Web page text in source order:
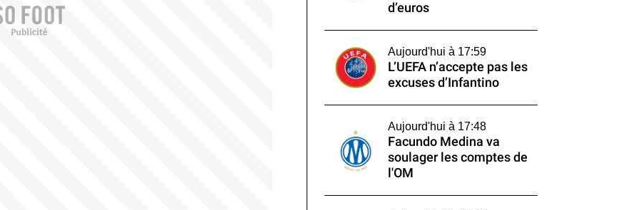
d’euros
Aujourd'hui à 17:59
L’UEFA n’accepte pas les
excuses d’Infantino
Aujourd'hui à 17:48
Facundo Medina va
soulager les comptes de
l'OM